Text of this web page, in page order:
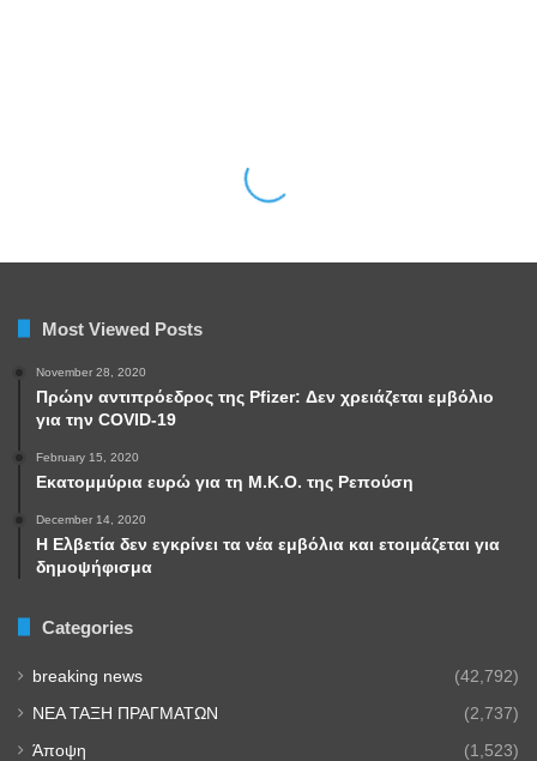
Most Viewed Posts
November 28, 2020
Πρώην αντιπρόεδρος της Pfizer: Δεν χρειάζεται εμβόλιο
για την COVID-19
February 15, 2020
Εκατομμύρια ευρώ για τη Μ.Κ.Ο. της Ρεπούση
December 14, 2020
Η Ελβετία δεν εγκρίνει τα νέα εμβόλια και ετοιμάζεται για
δημοψήφισμα
Categories
breaking news (42,792)
NEA TAΞΗ ΠΡΑΓΜΑΤΩΝ (2,737)
Άποψη (1,523)